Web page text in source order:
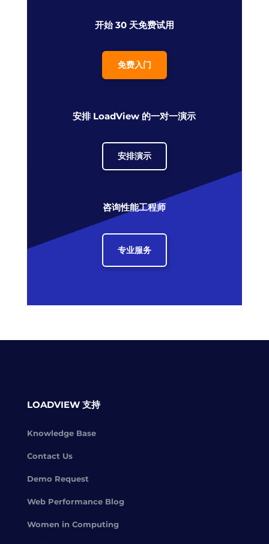
开始 30 天免费试用
免费入门
安排 LoadView 的一对一演示
安排演示
咨询性能工程师
专业服务
LOADVIEW 支持
Knowledge Base
Contact Us
Demo Request
Web Performance Blog
Women in Computing